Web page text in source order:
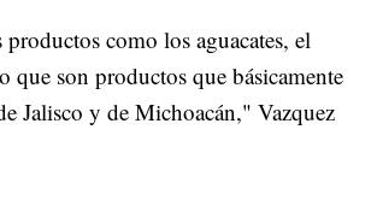
como los aguacates, el
que son productos que básicamente
Jalisco y de Michoacán," Vazquez